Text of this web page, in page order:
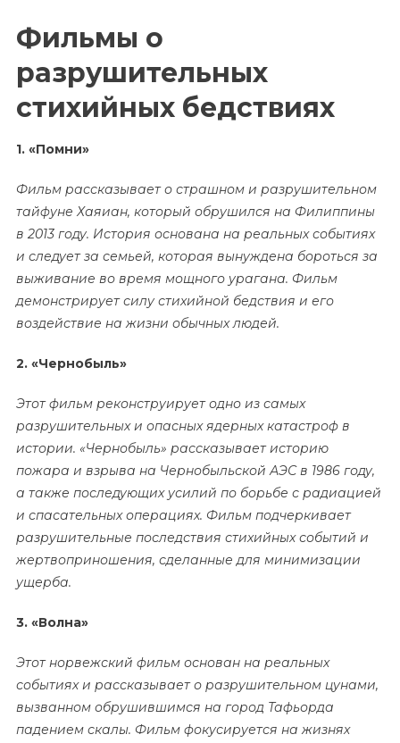
Фильмы о
разрушительных
стихийных бедствиях
1. «Помни»
Фильм рассказывает о страшном и разрушительном
тайфуне Хаяиан, который обрушился на Филиппины
в 2013 году. История основана на реальных событиях
и следует за семьей, которая вынуждена бороться за
выживание во время мощного урагана. Фильм
демонстрирует силу стихийной бедствия и его
воздействие на жизни обычных людей.
2. «Чернобыль»
Этот фильм реконструирует одно из самых
разрушительных и опасных ядерных катастроф в
истории. «Чернобыль» рассказывает историю
пожара и взрыва на Чернобыльской АЭС в 1986 году,
а также последующих усилий по борьбе с радиацией
и спасательных операциях. Фильм подчеркивает
разрушительные последствия стихийных событий и
жертвоприношения, сделанные для минимизации
ущерба.
3. «Волна»
Этот норвежский фильм основан на реальных
событиях и рассказывает о разрушительном цунами,
вызванном обрушившимся на город Тафьорда
падением скалы. Фильм фокусируется на жизнях